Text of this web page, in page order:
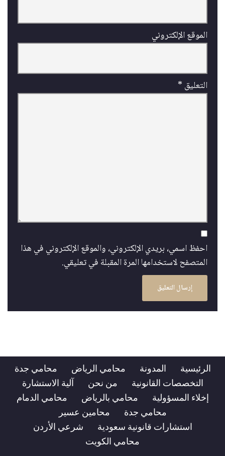
الموقع الإلكتروني
التعليق *
احفظ اسمي، بريدي الإلكتروني، والموقع الإلكتروني في هذا
المتصفح لاستخدامها المرة المقبلة في تعليقي.
الرئيسية المدونة محامي الرياض
محامي جدة
التخصصات القانونية
من نحن
آلية الاستشارة
إخلاء المسؤولية
محامي بالرياض
محامي الدمام
محامي جدة
محامين عسير
استشارات قانونية سعودية
شرعي الأردن
محامي الكويت